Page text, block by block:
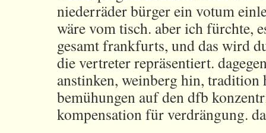
niederräder bürger ein votum
wäre vom tisch. aber ich fürchte,
gesamt frankfurts, und das wird
die vertreter repräsentiert.
anstinken, weinberg hin, tradition
bemühungen auf den dfb
kompensation für verdrängung.